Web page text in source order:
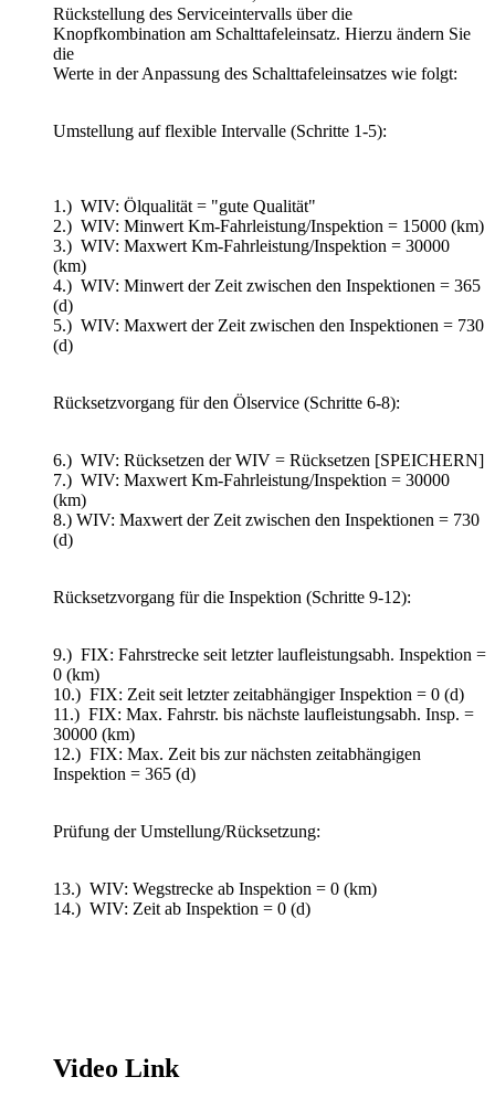
Rückstellung des Serviceintervalls über die
Knopfkombination am Schalttafeleinsatz. Hierzu ändern Sie
die
Werte in der Anpassung des Schalttafeleinsatzes wie folgt:
Umstellung auf flexible Intervalle (Schritte 1-5):
1.) WIV: Ölqualität = "gute Qualität"
2.) WIV: Minwert Km-Fahrleistung/Inspektion = 15000 (km)
3.) WIV: Maxwert Km-Fahrleistung/Inspektion = 30000
(km)
4.) WIV: Minwert der Zeit zwischen den Inspektionen = 365
(d)
5.) WIV: Maxwert der Zeit zwischen den Inspektionen = 730
(d)
Rücksetzvorgang für den Ölservice (Schritte 6-8):
6.) WIV: Rücksetzen der WIV = Rücksetzen [SPEICHERN]
7.) WIV: Maxwert Km-Fahrleistung/Inspektion = 30000
(km)
8.) WIV: Maxwert der Zeit zwischen den Inspektionen = 730
(d)
Rücksetzvorgang für die Inspektion (Schritte 9-12):
9.) FIX: Fahrstrecke seit letzter laufleistungsabh. Inspektion =
0 (km)
10.) FIX: Zeit seit letzter zeitabhängiger Inspektion = 0 (d)
11.) FIX: Max. Fahrstr. bis nächste laufleistungsabh. Insp. =
30000 (km)
12.) FIX: Max. Zeit bis zur nächsten zeitabhängigen
Inspektion = 365 (d)
Prüfung der Umstellung/Rücksetzung:
13.) WIV: Wegstrecke ab Inspektion = 0 (km)
14.) WIV: Zeit ab Inspektion = 0 (d)
Video Link